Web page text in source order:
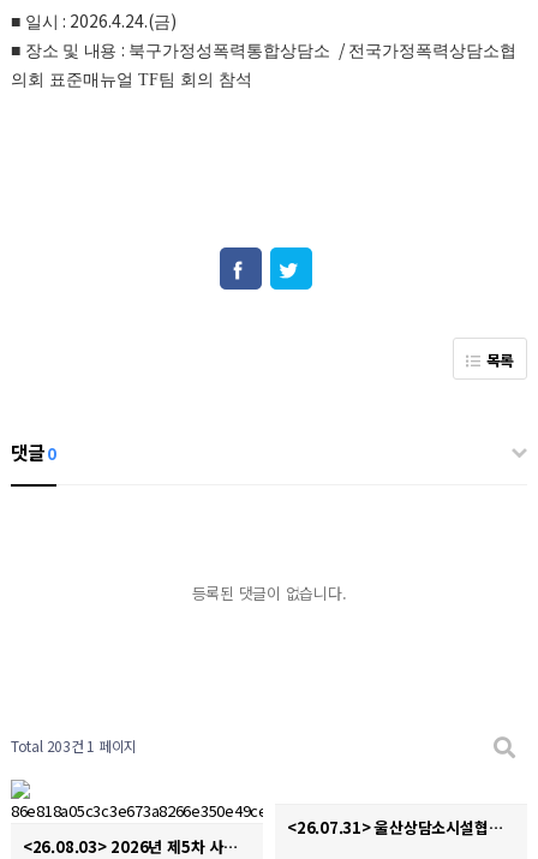
■ 일시 : 2026.4.24.(금)
■ 장소 및 내용 : 북구가정성폭력통합상담소 / 전국가정폭력상담소협
의회 표준매뉴얼 TF팀 회의 참석
목록
댓글0
등록된 댓글이 없습니다.
Total 203건 1 페이지
<26.08.03> 2026년 제5차 사회복지현장실습 종결식
<26.07.31> 울산상담소시설협의회 디지털성폭력 및 불법촬영 경찰합동캠페인